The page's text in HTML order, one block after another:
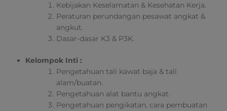
Kebijakan Keselamatan & Kesehatan Kerja.
Peraturan perundangan pesawat angkat &
angkut.
Dasar-dasar K3 & P3K.
Kelompok Inti :
Pengetahuan tali kawat baja & tali
alam/buatan.
Pengetahuan alat bantu angkat.
Pengetahuan pengikatan, cara pembuatan